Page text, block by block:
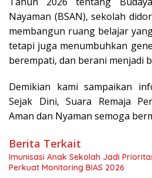
Nayaman (BSAN), sekolah
membangun ruang belajar
tetapi juga menumbuhkan
berempati, dan berani menjadi
Demikian kami sampaikan
Sejak Dini, Suara Remaja
Aman dan Nyaman semoga
Berita Terkait
Imunisasi Anak Sekolah Jadi
Perkuat Monitoring BIAS 2026